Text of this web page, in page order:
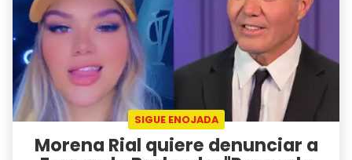
SIGUE ENOJADA
Morena Rial quiere denunciar a